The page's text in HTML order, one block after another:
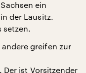
ein
der Lausitz.
setzen.
greifen zur
Der ist Vorsitzender